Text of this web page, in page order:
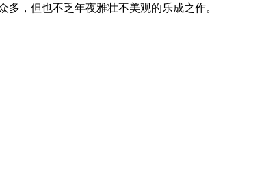
，但也不乏年夜雅壮不美观的乐成之作。